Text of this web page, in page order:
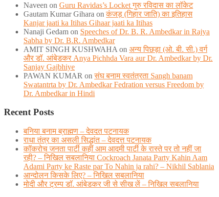
Naveen on Guru Ravidas’s Locket गुरु रविदास का लॉकेट
Gautam Kumar Gihara onकंजड़ (गिहार जाति) का इतिहास
Kanjar jaati ka Itihas Gihaar jaati ka Itihas
Nanaji Gedam on Speeches of Dr. B. R. Ambedkar in Rajya
Sabha by Dr. B.R. Ambedkar
AMIT SINGH KUSHWAHA on अन्य पिछड़ा (ओ. बी. सी.) वर्ग
और डॉ. आंबेडकर Anya Pichhda Vara aur Dr. Ambedkar by Dr.
Sanjay Gajbhiye
PAWAN KUMAR onसंघ बनाम स्वतंत्रता Sangh banam
Swatantrta by Dr. Ambedkar Fedration versus Freedom by
Dr. Ambedkar in Hindi
Recent Posts
बनिया बनाम ब्राह्मण – देवदत पटनायक
राधा तंत्र का असली सिद्धांत – देवदत्त पटनायक
कॉकरोच जनता पार्टी कहीं आम आदमी पार्टी के रास्ते पर तो नहीं जा
रही? – निखिल सबलानिया Cockroach Janata Party Kahin Aam
Adami Party ke Raste par To Nahin ja rahi? – Nikhil Sablania
आन्दोलन किसके लिए? – निखिल सबलानिया
मोदी और ट्रम्प डाॅ. आंबेडकर जी से सीख लें – निखिल सबलानिया